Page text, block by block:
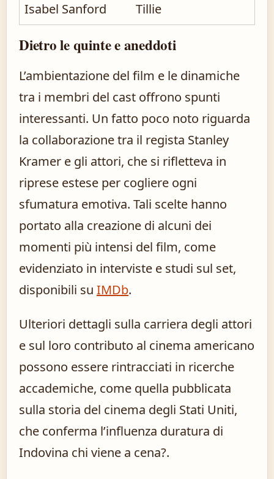
Isabel Sanford
Tillie
Dietro le quinte e aneddoti
L’ambientazione del film e le dinamiche
tra i membri del cast offrono spunti
interessanti. Un fatto poco noto riguarda
la collaborazione tra il regista Stanley
Kramer e gli attori, che si rifletteva in
riprese estese per cogliere ogni
sfumatura emotiva. Tali scelte hanno
portato alla creazione di alcuni dei
momenti più intensi del film, come
evidenziato in interviste e studi sul set,
disponibili su IMDb.
Ulteriori dettagli sulla carriera degli attori
e sul loro contributo al cinema americano
possono essere rintracciati in ricerche
accademiche, come quella pubblicata
sulla storia del cinema degli Stati Uniti,
che conferma l’influenza duratura di
Indovina chi viene a cena?.